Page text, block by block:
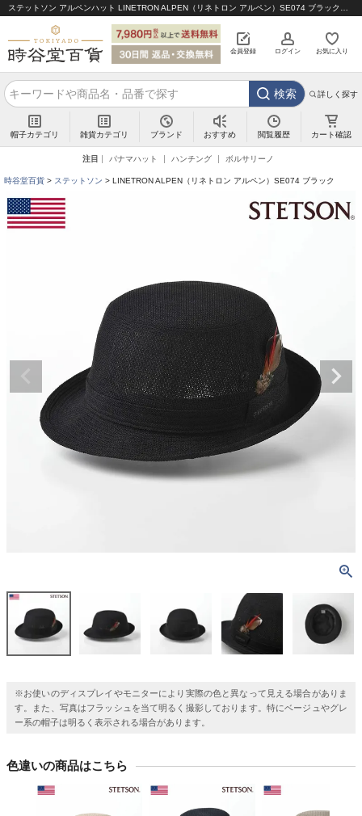
会員登録 ログイン お気に入り
検索 詳しく探す
帽子カテゴリ 雑貨カテゴリ ブランド おすすめ 閲覧履歴 カート確認
注目 パナマハット ハンチング ボルサリーノ
時谷堂百貨 ステットソン LINETRON ALPEN（リネトロン アルペン）SE074 ブラック
※お使いのディスプレイやモニターにより実際の色と異なって見える場合がありま
す。また、写真はフラッシュを当て明るく撮影しております。特にベージュやグレ
ー系の帽子は明るく表示される場合があります。
色違いの商品はこちら